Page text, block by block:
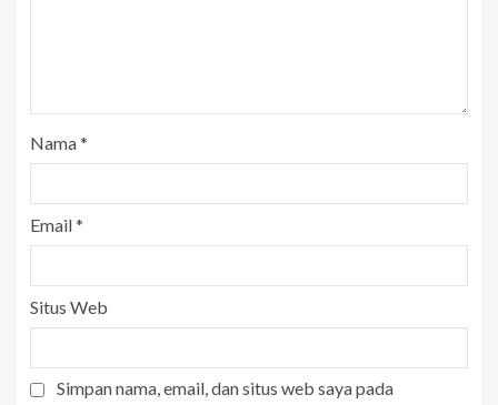
Nama*
Email*
Situs Web
Simpan nama, email, dan situs web saya pada